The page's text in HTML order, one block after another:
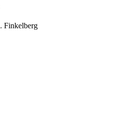
Finkelberg